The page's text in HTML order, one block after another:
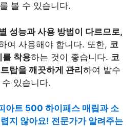
볼 수 있습니다.
성능과 사용 방법이 다르므로,
여 사용해야 합니다. 또한, 코
를 착용하는 것이 좋습니다. 코
탑을 깨끗하게 관리하여 발수
있습니다.
아트 500 하이패스 매립과 소
지 않아요! 전문가가 알려주는